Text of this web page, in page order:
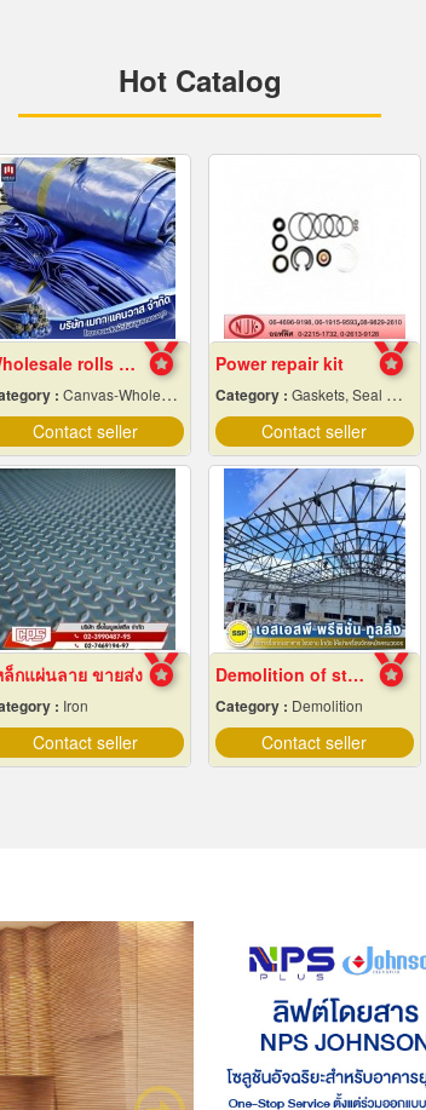
Hot Catalog
Wholesale rolls of canvas, wholesale price
: Canvas-Wholesale & Manufacturers
Contact seller
Power repair kit
Category : Gaskets, Seal O-Ring and Oil Seals
Contact seller
ล็กแผ่นลาย ขายส่ง
: Iron
Contact seller
Demolition of steel structures, Samut Prakan
Category : Demolition
Contact seller